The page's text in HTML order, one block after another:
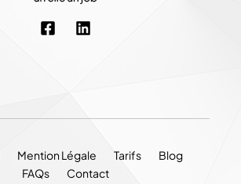
Mention Légale Tarifs
Blog
FAQs
Contact